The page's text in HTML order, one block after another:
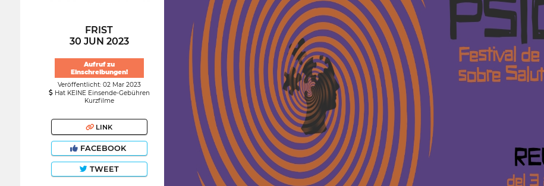
FRIST
30 JUN 2023
Aufruf zu
Einschreibungen!
Veröffentlicht: 02 Mar 2023
Hat KEINE Einsende-Gebühren
Kurzfilme
LINK
FACEBOOK
TWEET